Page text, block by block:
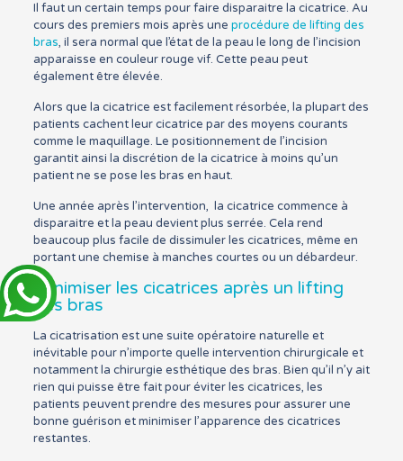
Il faut un certain temps pour faire disparaitre la cicatrice. Au
cours des premiers mois après une procédure de lifting des
bras, il sera normal que l’état de la peau le long de l’incision
apparaisse en couleur rouge vif. Cette peau peut
également être élevée.
Alors que la cicatrice est facilement résorbée, la plupart des
patients cachent leur cicatrice par des moyens courants
comme le maquillage. Le positionnement de l’incision
garantit ainsi la discrétion de la cicatrice à moins qu’un
patient ne se pose les bras en haut.
Une année après l’intervention, la cicatrice commence à
disparaitre et la peau devient plus serrée. Cela rend
beaucoup plus facile de dissimuler les cicatrices, même en
portant une chemise à manches courtes ou un débardeur.
Minimiser les cicatrices après un lifting
des bras
La cicatrisation est une suite opératoire naturelle et
inévitable pour n’importe quelle intervention chirurgicale et
notamment la chirurgie esthétique des bras. Bien qu’il n’y ait
rien qui puisse être fait pour éviter les cicatrices, les
patients peuvent prendre des mesures pour assurer une
bonne guérison et minimiser l’apparence des cicatrices
restantes.